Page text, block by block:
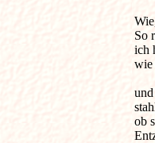
So
ich
wie
ob